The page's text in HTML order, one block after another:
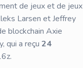
de jeux et de jeux
Larsen et Jeffrey
blockchain Axie
qui a reçu 24